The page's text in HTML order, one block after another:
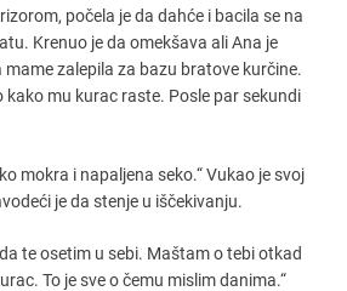
počela je da dahće i bacila se na
Krenuo je da omekšava ali Ana je
mame zalepila za bazu bratove kurčine.
kako mu kurac raste. Posle par sekundi
mokra i napaljena seko.“ Vukao je svoj
je da stenje u iščekivanju.
te osetim u sebi. Maštam o tebi otkad
To je sve o čemu mislim danima.“